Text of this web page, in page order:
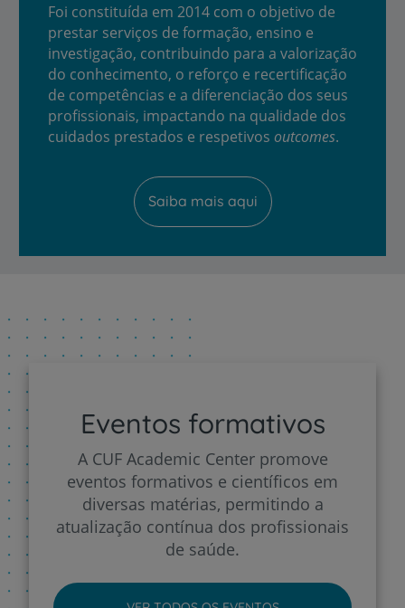
Foi constituída em 2014 com o objetivo de
prestar serviços de formação, ensino e
investigação, contribuindo para a valorização
do conhecimento, o reforço e recertificação
de competências e a diferenciação dos seus
profissionais, impactando na qualidade dos
cuidados prestados e respetivos outcomes.
Saiba mais aqui
Eventos formativos
A CUF Academic Center promove
eventos formativos e científicos em
diversas matérias, permitindo a
atualização contínua dos profissionais
de saúde.